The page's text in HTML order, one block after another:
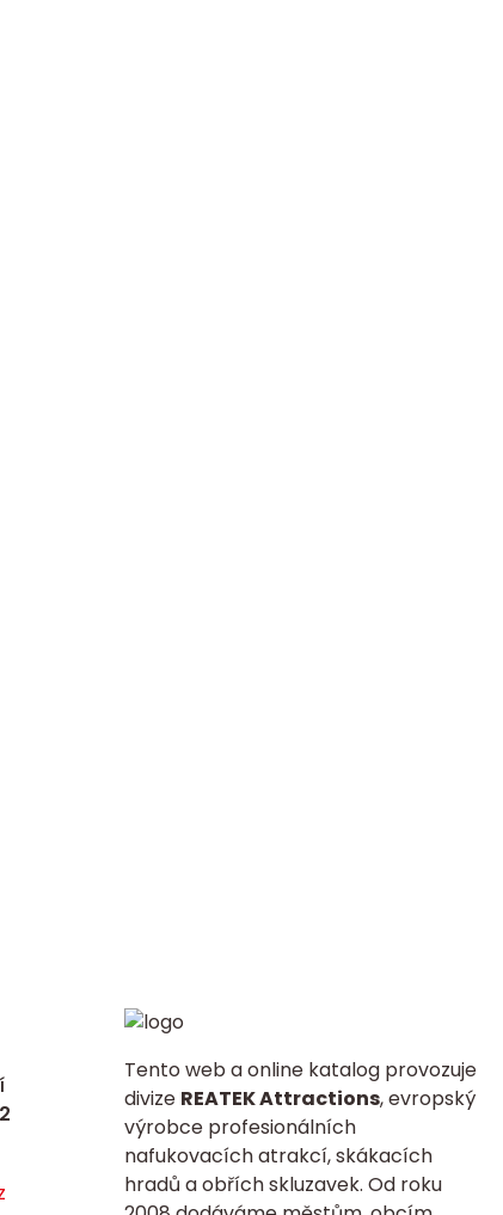
Tento web a online katalog provozuje
divize REATEK Attractions, evropský
výrobce profesionálních
nafukovacích atrakcí, skákacích
hradů a obřích skluzavek. Od roku